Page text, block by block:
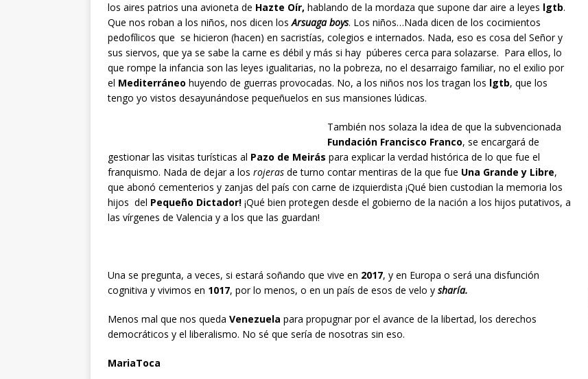
los aires patrios una avioneta de Hazte Oír, hablando de la mordaza que supone dar aire a leyes lgtb.
Que nos roban a los niños, nos dicen losArsuaga boys. Los niños…Nada dicen de los cocimientos
pedofílicos que se hicieron (hacen) en sacristías, colegios e internados. Nada, eso es cosa del Señor y
sus siervos, que ya se sabe la carne es débil y más si hay púberes cerca para solazarse. Para ellos, lo
que rompe la infancia son las leyes igualitarias, no la pobreza, no el desarraigo familiar, no el exilio por
el Mediterráneo huyendo de guerras provocadas. No, a los niños nos los tragan los lgtb, que los
tengo yo vistos desayunándose pequeñuelos en sus mansiones lúdicas.
También nos solaza la idea de que la subvencionada
Fundación Francisco Franco, se encargará de
gestionar las visitas turísticas al Pazo de Meirás para explicar la verdad histórica de lo que fue el
franquismo. Nada de dejar a los rojeras de turno contar mentiras de la que fue Una Grande y Libre,
que abonó cementerios y zanjas del país con carne de izquierdista ¡Qué bien custodian la memoria los
hijos del Pequeño Dictador! ¡Qué bien protegen desde el gobierno de la nación a los hijos putativos, a
las vírgenes de Valencia y a los que las guardan!
Una se pregunta, a veces, si estará soñando que vive en 2017, y en Europa o será una disfunción
cognitiva y vivimos en 1017, por lo menos, o en un país de esos de velo y sharía.
Menos mal que nos queda Venezuela para propugnar por el avance de la libertad, los derechos
democráticos y el liberalismo. No sé que sería de nosotras sin eso.
MariaToca